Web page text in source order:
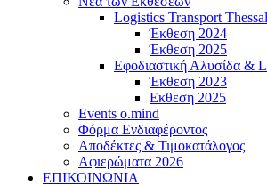
Logistics Transport
Έκθεση 2024
Έκθεση 2025
Εφοδιαστική Αλυσίδα &
Έκθεση 2023
Εκθεση 2025
Events o.mind
Φόρμα Ενδιαφέροντος
Αποδέκτες & Τιμοκατάλογος
Αφιερώματα 2026
ΕΠΙΚΟΙΝΩΝΙΑ